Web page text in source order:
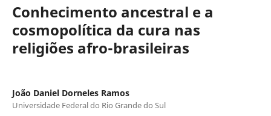
Conhecimento ancestral e a
cosmopolítica da cura nas
religiões afro-brasileiras
João Daniel Dorneles Ramos
Universidade Federal do Rio Grande do Sul